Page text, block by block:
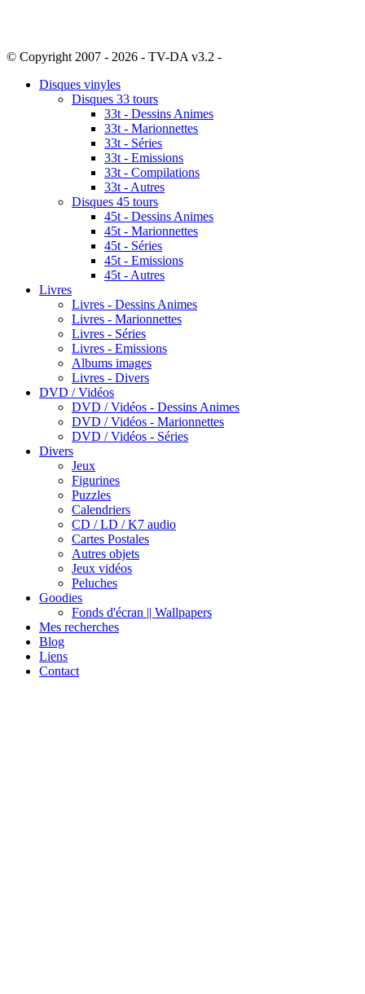
© Copyright 2007 - 2026 - TV-DA v3.2 -
Disques vinyles
Disques 33 tours
33t - Dessins Animes
33t - Marionnettes
33t - Séries
33t - Emissions
33t - Compilations
33t - Autres
Disques 45 tours
45t - Dessins Animes
45t - Marionnettes
45t - Séries
45t - Emissions
45t - Autres
Livres
Livres - Dessins Animes
Livres - Marionnettes
Livres - Séries
Livres - Emissions
Albums images
Livres - Divers
DVD / Vidéos
DVD / Vidéos - Dessins Animes
DVD / Vidéos - Marionnettes
DVD / Vidéos - Séries
Divers
Jeux
Figurines
Puzzles
Calendriers
CD / LD / K7 audio
Cartes Postales
Autres objets
Jeux vidéos
Peluches
Goodies
Fonds d'écran || Wallpapers
Mes recherches
Blog
Liens
Contact